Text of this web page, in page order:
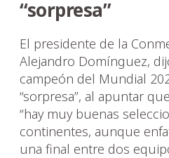
“sorpresa”
El presidente de la
Alejandro Domínguez,
campeón del Mundial
“sorpresa”, al apuntar
“hay muy buenas
continentes, aunque
una final entre dos